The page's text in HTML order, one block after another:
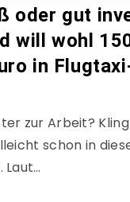
oder gut
will wohl
in
zur Arbeit?
schon in
Laut…